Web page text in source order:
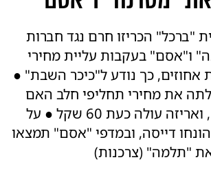
"ברכל" הכריזו חרם נגד חברות
ו"אסם" בעקבות עליית מחירי
אחוזים, כך נודע ל"כיכר השבת" ●
את מחירי תחליפי חלב האם
ב-20%-13%, ואריזה עולה כעת 60 שקל ● על
דייסה, ובמדפי "אסם" תמצאו
"תלמה" (צרכנות)